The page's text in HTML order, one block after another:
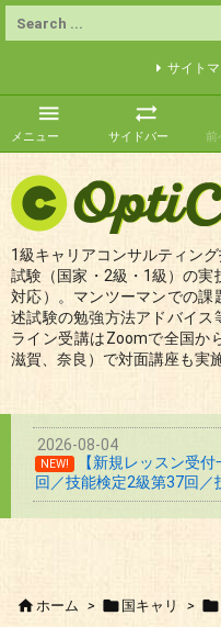

メニュー

サイドバー 前
サイト
1級キャリアコンサルティン
試験（国家・2級・1級）の実
対応）。マンツーマンでの
述試験の勉強方法アドバイス
ライン受講はZoomで全国か
滋賀、奈良）で対面講座も実施
2026-08-04
NEW!
【新規レッスン受
回／技能検定2級第37回／
ホーム >  国キャリ > 